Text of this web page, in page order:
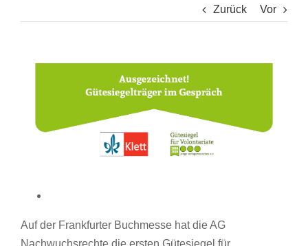
Zurück Vor
Auf der Frankfurter Buchmesse hat die AG
Nachwuchsrechte die ersten Gütesiegel für